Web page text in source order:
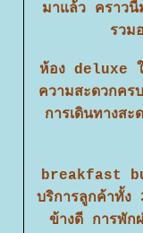
มาแล้ว คราว
รว
ห้อง deluxe ใ
ความสะดวกค
การเดินทางส
breakfast
บริการลูกค้าทั้ง
ข้างดี การพั